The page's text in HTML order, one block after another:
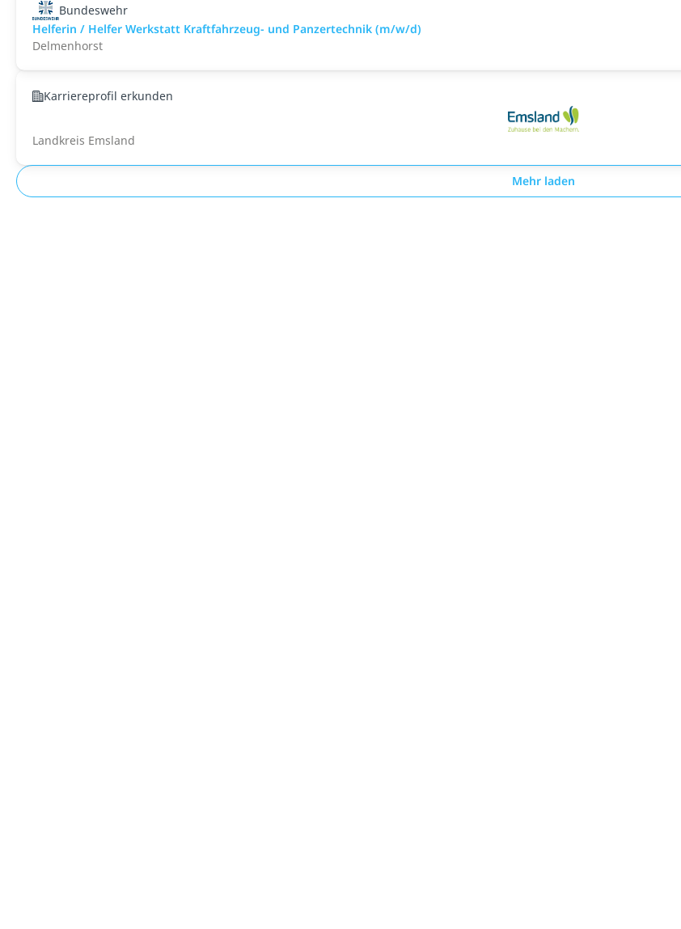
Bundeswehr
Helferin / Helfer Werkstatt Kraftfahrzeug- und Panzertechnik (m/w/d)
Delmenhorst
Karriereprofil erkunden
Landkreis Emsland
Mehr laden